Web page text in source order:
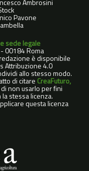
Ambrosini
Pavone
sede legale
00184 Roma
è disponibile
Attribuzione 4.0
allo stesso modo.
di citare CreaFuturo,
di non usarlo per fini
stessa licenza.
questa licenza